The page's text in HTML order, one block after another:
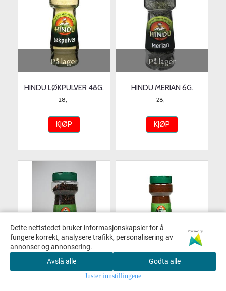
På lager
HINDU LØKPULVER 48G.
28,-
KJØP
På lager
HINDU MERIAN 6G.
28,-
KJØP
På lager
HINDU NELIK HEL 190G. HINDU NELLIK MALT 300G.
Dette nettstedet bruker informasjonskapsler for å
fungere korrekt, analysere trafikk, personalisering av
annonser og annonsering.
Powered by
Avslå alle Godta alle
Juster innstillingene